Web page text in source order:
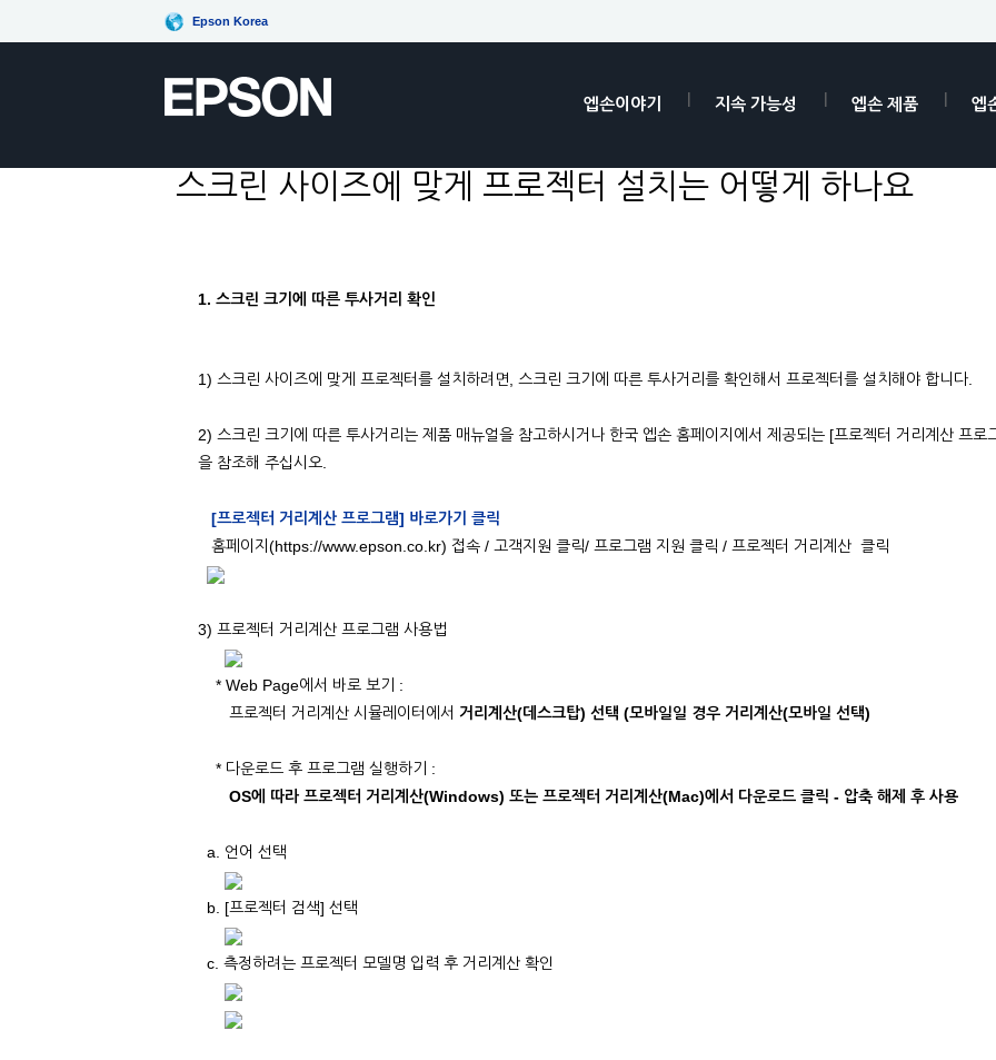
Epson Korea
엡손이야기 지속 가능성 엡손 제품 엡
스크린 사이즈에 맞게 프로젝터 설치는 어떻게 하나요
1. 스크린 크기에 따른 투사거리 확인
1) 스크린 사이즈에 맞게 프로젝터를 설치하려면, 스크린 크기에 따른 투사거리를 확인해서 프로젝터를 설치해야 합니다.
2) 스크린 크기에 따른 투사거리는 제품 매뉴얼을 참고하시거나 한국 엡손 홈페이지에서 제공되는 [프로젝터 거리계산 프로
을 참조해 주십시오.
[프로젝터 거리계산 프로그램] 바로가기 클릭
홈페이지(https://www.epson.co.kr) 접속 / 고객지원 클릭/ 프로그램 지원 클릭 / 프로젝터 거리계산 클릭
3) 프로젝터 거리계산 프로그램 사용법
* Web Page에서 바로 보기 :
프로젝터 거리계산 시뮬레이터에서 거리계산(데스크탑) 선택 (모바일일 경우 거리계산(모바일 선택)
* 다운로드 후 프로그램 실행하기 :
OS에 따라 프로젝터 거리계산(Windows) 또는 프로젝터 거리계산(Mac)에서 다운로드 클릭 - 압축 해제 후 사용
a. 언어 선택
b. [프로젝터 검색] 선택
c. 측정하려는 프로젝터 모델명 입력 후 거리계산 확인